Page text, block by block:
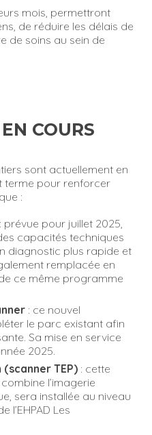
mois, permettront
de réduire les délais de
de soins au sein de
COURS
sont actuellement en
terme pour renforcer
:
: prévue pour juillet 2025,
capacités techniques
diagnostic plus rapide et
remplacée en
ce même programme
: ce nouvel
le parc existant afin
Sa mise en service
2025.
(scanner TEP): cette
l’imagerie
sera installée au niveau
l’EHPAD Les